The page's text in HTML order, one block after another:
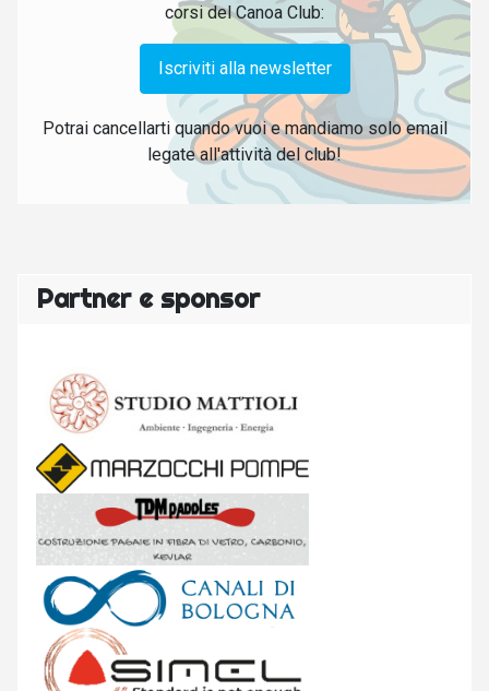
corsi del Canoa Club:
Iscriviti alla newsletter
Potrai cancellarti quando vuoi e mandiamo solo email
legate all'attività del club!
Partner e sponsor